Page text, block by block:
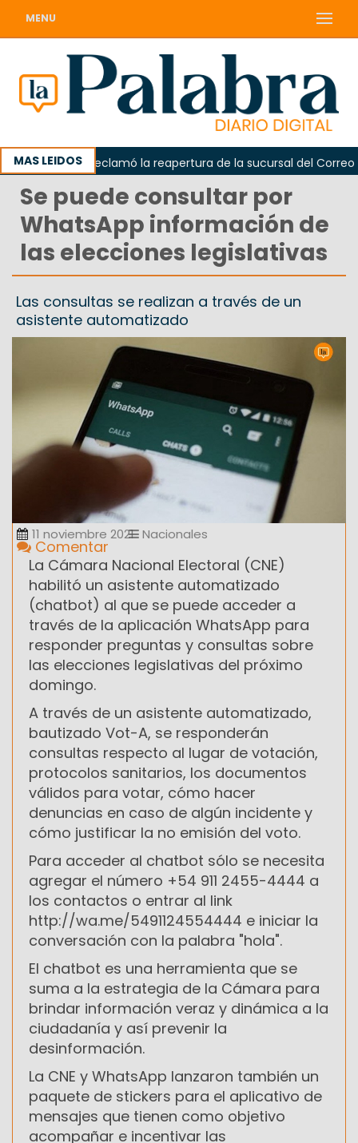
MENU
MAS LEIDOS
Odarda reclamó la reapertura de la sucursal del Correo
Se puede consultar por
WhatsApp información de
las elecciones legislativas
Las consultas se realizan a través de un
asistente automatizado
11 noviembre 2021 Nacionales
Comentar
La Cámara Nacional Electoral (CNE)
habilitó un asistente automatizado
(chatbot) al que se puede acceder a
través de la aplicación WhatsApp para
responder preguntas y consultas sobre
las elecciones legislativas del próximo
domingo.
A través de un asistente automatizado,
bautizado Vot-A, se responderán
consultas respecto al lugar de votación,
protocolos sanitarios, los documentos
válidos para votar, cómo hacer
denuncias en caso de algún incidente y
cómo justificar la no emisión del voto.
Para acceder al chatbot sólo se necesita
agregar el número +54 911 2455-4444 a
los contactos o entrar al link
http://wa.me/5491124554444 e iniciar la
conversación con la palabra "hola".
El chatbot es una herramienta que se
suma a la estrategia de la Cámara para
brindar información veraz y dinámica a la
ciudadanía y así prevenir la
desinformación.
La CNE y WhatsApp lanzaron también un
paquete de stickers para el aplicativo de
mensajes que tienen como objetivo
acompañar e incentivar las